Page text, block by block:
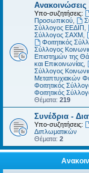
Υπο-συζητήσεις:
Προσωπικού
Σύλλογος ΕΕΔΙΠ
Σύλλογος ΣΑΧΜ
Φοιτητικός
Σύλλογος
Επιστημών της
και Επικοινωνίας
Σύλλογος
Μεταπτυχιακών
Φοιτητικός
Φοιτητικός
Θέματα: 219
Συνέδρια -
Υπο-συζητήσεις:
Διπλωματικών
Θέματα: 2